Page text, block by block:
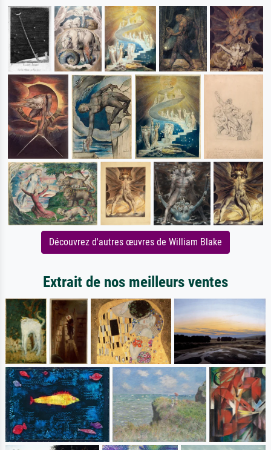
Découvrez d'autres œuvres de William Blake
Extrait de nos meilleurs ventes